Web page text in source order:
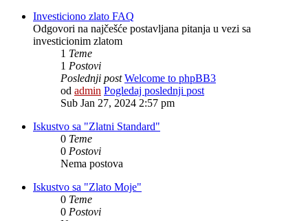
Investiciono zlato FAQ
Odgovori na najčešće postavljana pitanja u vezi sa
investicionim zlatom
1 Teme
1 Postovi
Poslednji post Welcome to phpBB3
od admin Pogledaj poslednji post
Sub Jan 27, 2024 2:57 pm
Iskustvo sa "Zlatni Standard"
0 Teme
0 Postovi
Nema postova
Iskustvo sa "Zlato Moje"
0 Teme
0 Postovi